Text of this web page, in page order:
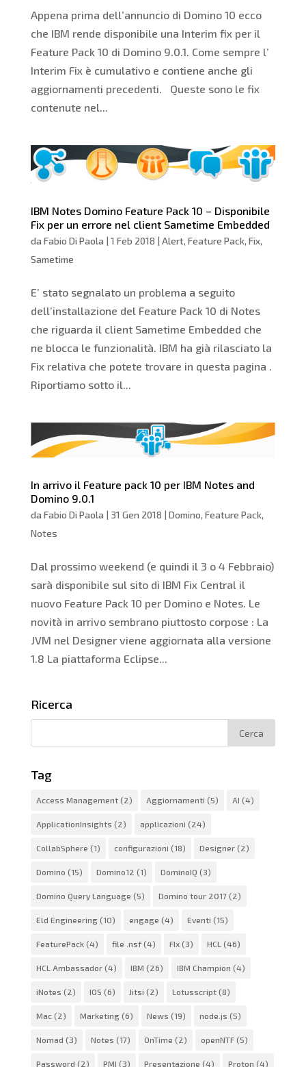
Appena prima dell’annuncio di Domino 10 ecco
che IBM rende disponibile una Interim fix per il
Feature Pack 10 di Domino 9.0.1. Come sempre l’
Interim Fix è cumulativo e contiene anche gli
aggiornamenti precedenti. Queste sono le fix
contenute nel...
IBM Notes Domino Feature Pack 10 – Disponibile
Fix per un errore nel client Sametime Embedded
da Fabio Di Paola | 1 Feb 2018 | Alert, Feature Pack, Fix,
Sametime
E’ stato segnalato un problema a seguito
dell’installazione del Feature Pack 10 di Notes
che riguarda il client Sametime Embedded che
ne blocca le funzionalità. IBM ha già rilasciato la
Fix relativa che potete trovare in questa pagina .
Riportiamo sotto il...
In arrivo il Feature pack 10 per IBM Notes and
Domino 9.0.1
da Fabio Di Paola | 31 Gen 2018 | Domino, Feature Pack,
Notes
Dal prossimo weekend (e quindi il 3 o 4 Febbraio)
sarà disponibile sul sito di IBM Fix Central il
nuovo Feature Pack 10 per Domino e Notes. Le
novità in arrivo sembrano piuttosto corpose : La
JVM nel Designer viene aggiornata alla versione
1.8 La piattaforma Eclipse...
Ricerca
Tag
Access Management(2) Aggiornamenti (5) AI (4)
ApplicationInsights (2) applicazioni (24)
CollabSphere (1) configurazioni (18) Designer(2)
Domino (15) Domino12 (1) DominoIQ (3)
Domino Query Language (5) Domino tour 2017(2)
Eld Engineering(10) engage (4) Eventi (15)
FeaturePack(4) file .nsf(4) FIx(3) HCL (46)
HCL Ambassador(4) IBM (26) IBM Champion (4)
iNotes (2) IOS (6) Jitsi (2) Lotusscript(8)
Mac(2) Marketing(6) News (19) node.js (5)
Nomad (3) Notes (17) OnTime (2) openNTF(5)
Password (2) PMI (3) Presentazione (4) Proton (4)